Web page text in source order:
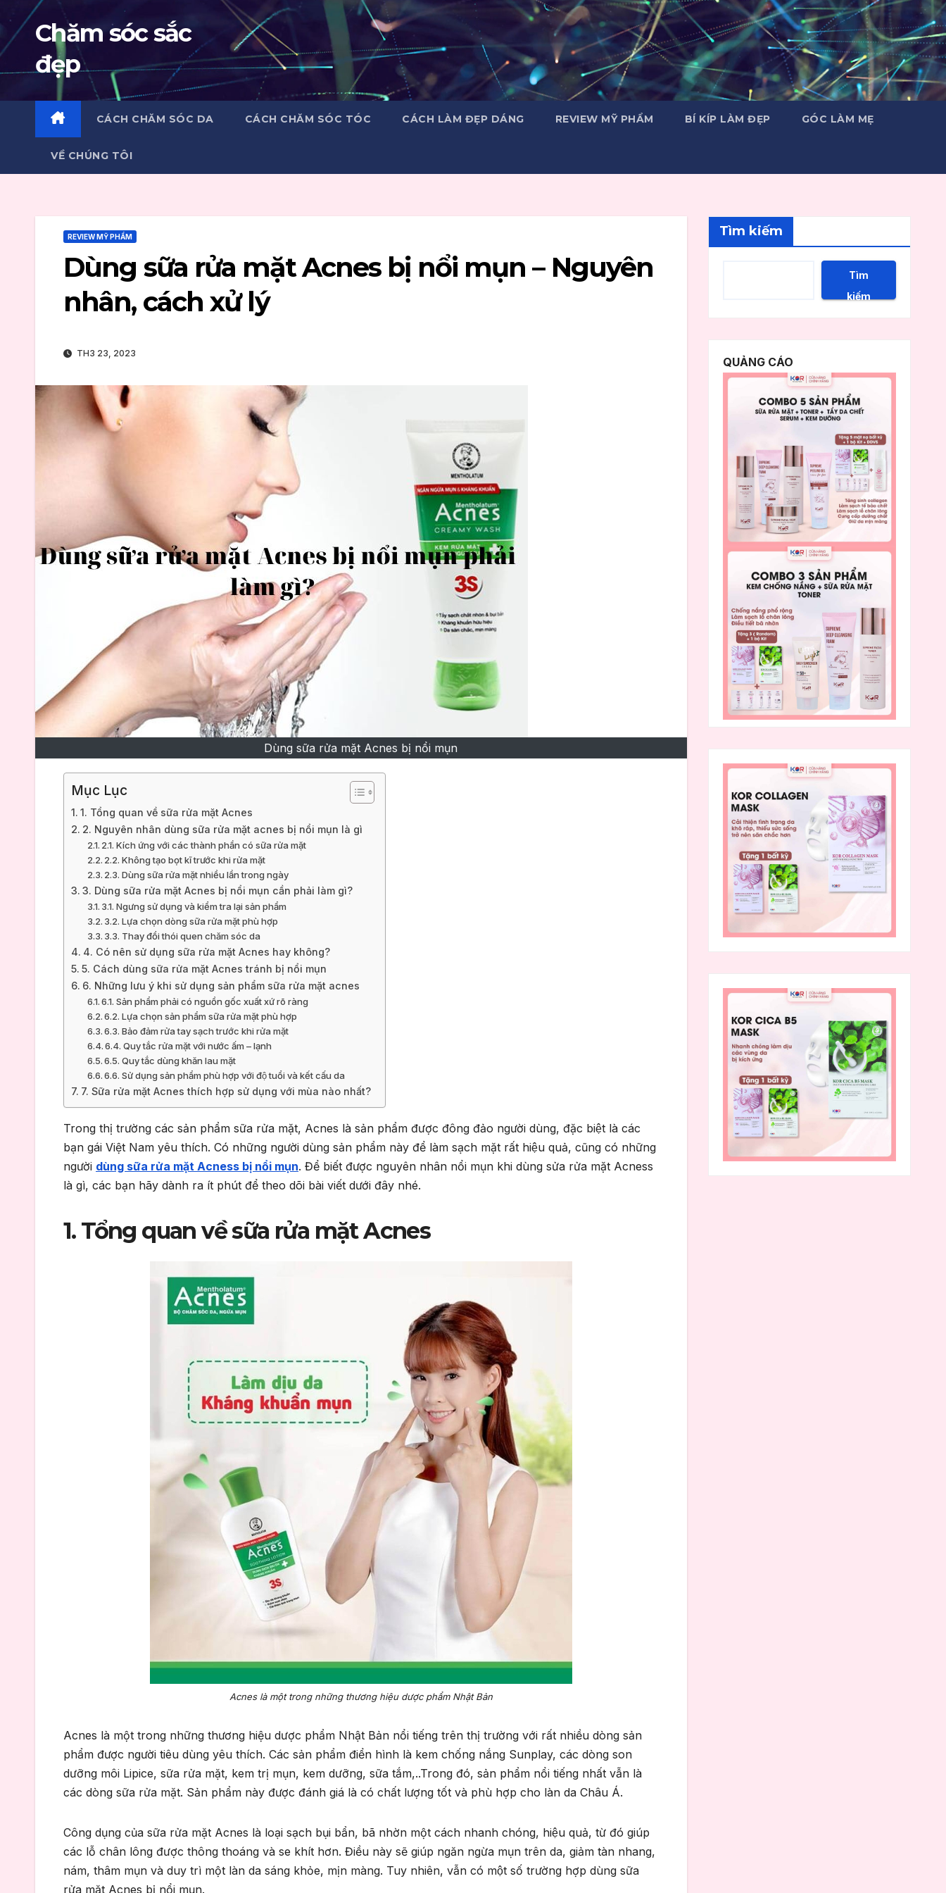
content
Chăm sóc sắc
đẹp
CÁCH CHĂM SÓC DA CÁCH CHĂM SÓC TÓC CÁCH LÀM ĐẸP DÁNG REVIEW MỸ PHẨM BÍ KÍP LÀM ĐẸP GÓC LÀM MẸ
VỀ CHÚNG TÔI
REVIEW MỸ PHẨM
Dùng sữa rửa mặt Acnes bị nổi mụn – Nguyên
nhân, cách xử lý
TH3 23, 2023
Dùng sữa rửa mặt Acnes bị nổi mụn
Mục Lục
1. Tổng quan về sữa rửa mặt Acnes
2. Nguyên nhân dùng sữa rửa mặt acnes bị nổi mụn là gì
2.1. Kích ứng với các thành phần có sữa rửa mặt
2.2. Không tạo bọt kĩ trước khi rửa mặt
2.3. Dùng sữa rửa mặt nhiều lần trong ngày
3. Dùng sữa rửa mặt Acnes bị nổi mụn cần phải làm gì?
3.1. Ngưng sử dụng và kiểm tra lại sản phẩm
3.2. Lựa chọn dòng sữa rửa mặt phù hợp
3.3. Thay đổi thói quen chăm sóc da
4. Có nên sử dụng sữa rửa mặt Acnes hay không?
5. Cách dùng sữa rửa mặt Acnes tránh bị nổi mụn
6. Những lưu ý khi sử dụng sản phẩm sữa rửa mặt acnes
6.1. Sản phẩm phải có nguồn gốc xuất xứ rõ ràng
6.2. Lựa chọn sản phẩm sữa rửa mặt phù hợp
6.3. Bảo đảm rửa tay sạch trước khi rửa mặt
6.4. Quy tắc rửa mặt với nước ấm – lạnh
6.5. Quy tắc dùng khăn lau mặt
6.6. Sử dụng sản phẩm phù hợp với độ tuổi và kết cấu da
7. Sữa rửa mặt Acnes thích hợp sử dụng với mùa nào nhất?
Trong thị trường các sản phẩm sữa rửa mặt, Acnes là sản phẩm được đông đảo người dùng, đặc biệt là các
bạn gái Việt Nam yêu thích. Có những người dùng sản phẩm này để làm sạch mặt rất hiệu quả, cũng có những
người dùng sữa rửa mặt Acness bị nổi mụn. Để biết được nguyên nhân nổi mụn khi dùng sửa rửa mặt Acness
là gì, các bạn hãy dành ra ít phút để theo dõi bài viết dưới đây nhé.
1. Tổng quan về sữa rửa mặt Acnes
Acnes là một trong những thương hiệu dược phẩm Nhật Bản
Acnes là một trong những thương hiệu dược phẩm Nhật Bản nổi tiếng trên thị trường với rất nhiều dòng sản
phẩm được người tiêu dùng yêu thích. Các sản phẩm điển hình là kem chống nắng Sunplay, các dòng son
dưỡng môi Lipice, sữa rửa mặt, kem trị mụn, kem dưỡng, sữa tắm,..Trong đó, sản phẩm nổi tiếng nhất vẫn là
các dòng sữa rửa mặt. Sản phẩm này được đánh giá là có chất lượng tốt và phù hợp cho làn da Châu Á.
Công dụng của sữa rửa mặt Acnes là loại sạch bụi bẩn, bã nhờn một cách nhanh chóng, hiệu quả, từ đó giúp
các lỗ chân lông được thông thoáng và se khít hơn. Điều này sẽ giúp ngăn ngừa mụn trên da, giảm tàn nhang,
nám, thâm mụn và duy trì một làn da sáng khỏe, mịn màng. Tuy nhiên, vẫn có một số trường hợp dùng sữa
rửa mặt Acnes bị nổi mụn.
Tìm kiếm
Tìm
kiếm
QUẢNG CÁO